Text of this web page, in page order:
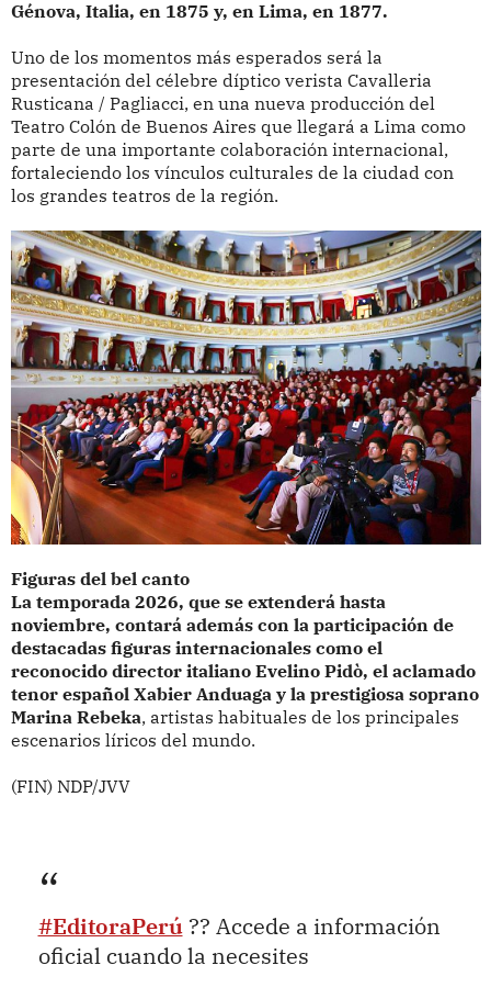
Génova, Italia, en 1875 y, en Lima, en 1877.
Uno de los momentos más esperados será la
presentación del célebre díptico verista Cavalleria
Rusticana / Pagliacci, en una nueva producción del
Teatro Colón de Buenos Aires que llegará a Lima como
parte de una importante colaboración internacional,
fortaleciendo los vínculos culturales de la ciudad con
los grandes teatros de la región.
Figuras del bel canto
La temporada 2026, que se extenderá hasta
noviembre, contará además con la participación de
destacadas figuras internacionales como el
reconocido director italiano Evelino Pidò, el aclamado
tenor español Xabier Anduaga y la prestigiosa soprano
Marina Rebeka, artistas habituales de los principales
escenarios líricos del mundo.
(FIN) NDP/JVV
#EditoraPerú?? Accede a información
oficial cuando la necesites